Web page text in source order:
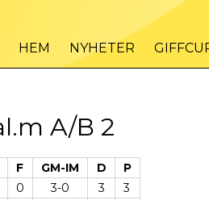
HEM NYHETER
A/B 2
F GM-IM D
P
0 3-0 3
3